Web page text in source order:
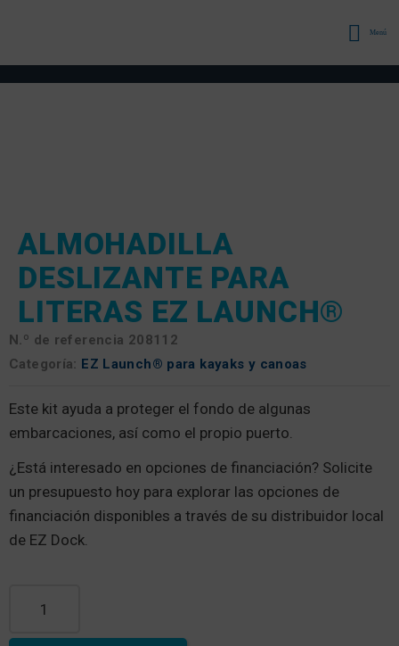
Menú
ALMOHADILLA
DESLIZANTE PARA
LITERAS EZ LAUNCH®
N.º de referencia 208112
Categoría: EZ Launch® para kayaks y canoas
Este kit ayuda a proteger el fondo de algunas
embarcaciones, así como el propio puerto.
¿Está interesado en opciones de financiación? Solicite
un presupuesto hoy para explorar las opciones de
financiación disponibles a través de su distribuidor local
de EZ Dock.